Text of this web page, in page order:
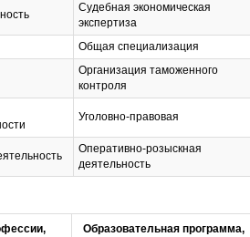
Судебная экономическая
экспертиза
Общая специализация
Организация таможенного
контроля
Уголовно-правовая
Оперативно-розыскная
деятельность
Образовательная программа,